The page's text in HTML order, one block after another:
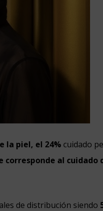
la piel, el 24% cuidado
corresponde al cuidado
de distribución siendo